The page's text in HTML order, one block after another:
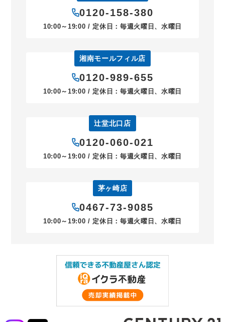
0120-158-380
10:00～19:00 / 定休日：毎週火曜日、水曜日
湘南モールフィル店
0120-989-655
10:00～19:00 / 定休日：毎週火曜日、水曜日
辻堂北口店
0120-060-021
10:00～19:00 / 定休日：毎週火曜日、水曜日
茅ヶ崎店
0467-73-9085
10:00～19:00 / 定休日：毎週火曜日、水曜日